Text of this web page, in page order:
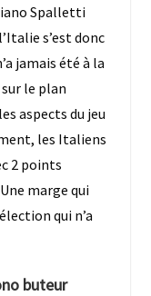
Spalletti
s’est donc
jamais été à la
le plan
aspects du jeu
les Italiens
2 points
marge qui
qui n’a
buteur